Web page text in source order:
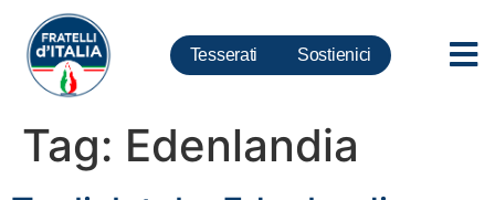
Tesserati Sostienici
Tag: Edenlandia